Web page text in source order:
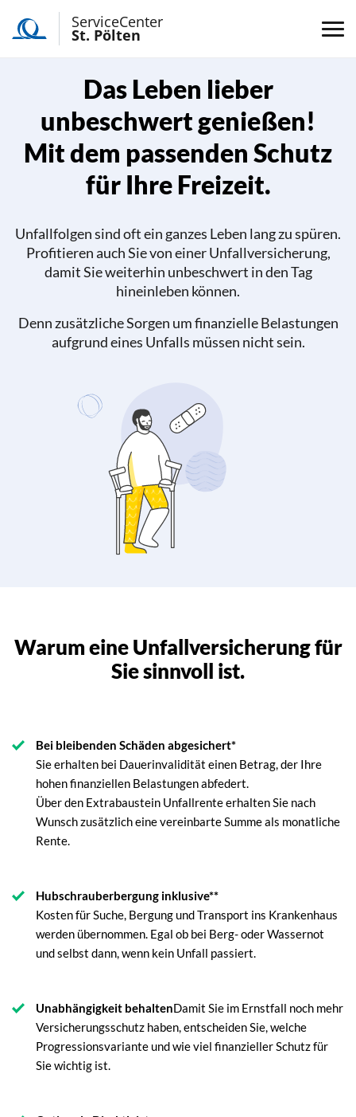
ServiceCenter
St. Pölten
Das Leben lieber
unbeschwert genießen!
Mit dem passenden Schutz
für Ihre Freizeit.
Unfallfolgen sind oft ein ganzes Leben lang zu spüren.
Profitieren auch Sie von einer Unfallversicherung,
damit Sie weiterhin unbeschwert in den Tag
hineinleben können.
Denn zusätzliche Sorgen um finanzielle Belastungen
aufgrund eines Unfalls müssen nicht sein.
Warum eine Unfallversicherung für
Sie sinnvoll ist.
Bei bleibenden Schäden abgesichert*
Sie erhalten bei Dauerinvalidität einen Betrag, der Ihre
hohen finanziellen Belastungen abfedert.
Über den Extrabaustein Unfallrente erhalten Sie nach
Wunsch zusätzlich eine vereinbarte Summe als monatliche
Rente.
Hubschrauberbergung inklusive**
Kosten für Suche, Bergung und Transport ins Krankenhaus
werden übernommen. Egal ob bei Berg- oder Wassernot
und selbst dann, wenn kein Unfall passiert.
Unabhängigkeit behaltenDamit Sie im Ernstfall noch mehr
Versicherungsschutz haben, entscheiden Sie, welche
Progressionsvariante und wie viel finanzieller Schutz für
Sie wichtig ist.